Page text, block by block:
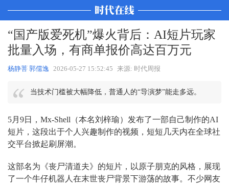
“国产版爱死机”爆火背后：AI短片玩家
批量入场，有商单报价高达百万元
杨静菩 郭儒逸 2026-05-27 15:52:45 来源: 时代周报
当技术门槛被大幅降低，普通人的“导演梦”能走多远。
5月9日，Mx-Shell（本名刘梓瑜）发布了一部自己制作的AI
短片，这段出于个人兴趣制作的视频，短短几天内在全球社
交平台掀起刷屏潮。
这部名为《丧尸清道夫》的短片，以原子朋克的风格，展现
了一个牛仔机器人在末世丧尸背景下游荡的故事。不少网友